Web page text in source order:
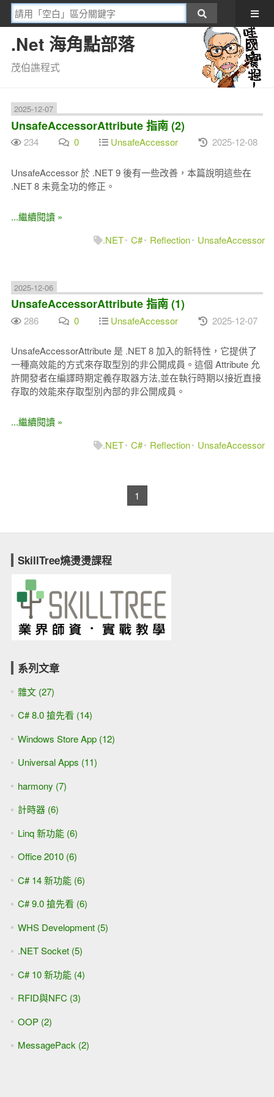
.Net 海角點部落
茂伯譙程式
2025-12-07
UnsafeAccessorAttribute 指南 (2)
234 0 UnsafeAccessor 2025-12-08
UnsafeAccessor 於 .NET 9 後有一些改善，本篇說明這些在
.NET 8 未竟全功的修正。
...繼續閱讀 »
.NET C# Reflection UnsafeAccessor
2025-12-06
UnsafeAccessorAttribute 指南 (1)
286 0 UnsafeAccessor 2025-12-07
UnsafeAccessorAttribute 是 .NET 8 加入的新特性，它提供了
一種高效能的方式來存取型別的非公開成員。這個 Attribute 允
許開發者在編譯時期定義存取器方法,並在執行時期以接近直接
存取的效能來存取型別內部的非公開成員。
...繼續閱讀 »
.NET C# Reflection UnsafeAccessor
1
SkillTree燒燙燙課程
系列文章
雜文 (27)
C# 8.0 搶先看 (14)
Windows Store App (12)
Universal Apps (11)
harmony (7)
計時器 (6)
Linq 新功能 (6)
Office 2010 (6)
C# 14 新功能 (6)
C# 9.0 搶先看 (6)
WHS Development (5)
.NET Socket (5)
C# 10 新功能 (4)
RFID與NFC (3)
OOP (2)
MessagePack (2)